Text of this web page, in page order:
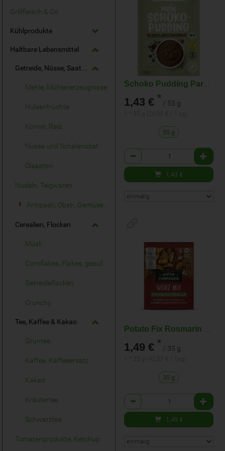
Grillfleisch & Co
Kühlprodukte
Haltbare Lebensmittel
Getreide, Nüsse, Saaten, Mühlenerzeugnisse
Mehle, Mühlenerzeugnisse
Hülsenfrüchte
Körner, Reis
Nüsse und Schalenobst
Ölsaaten
Nudeln, Teigwaren
Cerealien, Flocken
Müsli
Cornflakes, Flakes, gepuffte Cerealien
Getreideflocken
Crunchy
Tee, Kaffee & Kakao
Grüntee
Kaffee, Kaffeeersatz
Kakao
Kräutertee
Schwarztee
Tomatenprodukte, Ketchup
1,43 € * / 55 g
55 g
Anzahl
1,43 €
1,49 € * / 35 g
35 g
Anzahl
1,49 €